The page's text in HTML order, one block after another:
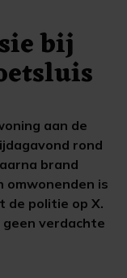
bij
aan de
rond
brand
omwonenden is
de politie op X.
geen verdachte